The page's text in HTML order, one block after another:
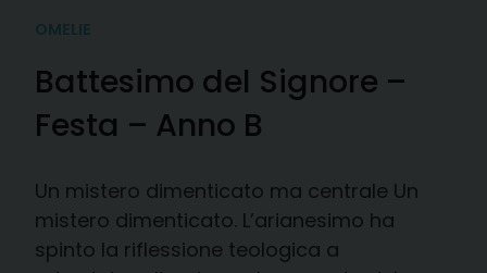
OMELIE
Battesimo del Signore –
Festa – Anno B
Un mistero dimenticato ma centrale Un
mistero dimenticato. L’arianesimo ha
spinto la riflessione teologica a